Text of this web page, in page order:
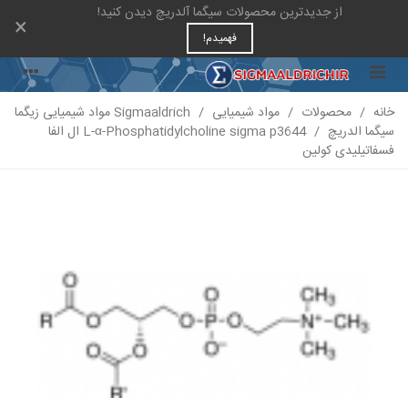
از جدیدترین محصولات سیگما آلدریچ دیدن کنید!
فهمیدم! ×
خانه / محصولات / مواد شیمیایی /
Sigmaaldrich مواد شیمیایی زیگما
سیگما الدریچ /
L-α-Phosphatidylcholine sigma p3644 ال الفا
فسفاتیلیدی کولین